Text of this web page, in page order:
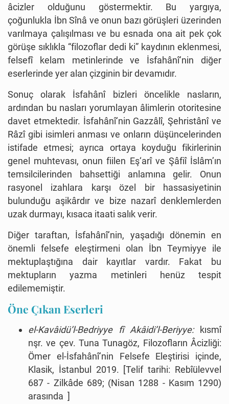
âcizler olduğunu göstermektir. Bu yargıya,
çoğunlukla İbn Sînâ ve onun bazı görüşleri üzerinden
varılmaya çalışılması ve bu esnada ona ait pek çok
görüşe sıklıkla “filozoflar dedi ki” kaydının eklenmesi,
felsefî kelam metinlerinde ve İsfahânî’nin diğer
eserlerinde yer alan çizginin bir devamıdır.
Sonuç olarak İsfahânî bizleri öncelikle nasların,
ardından bu nasları yorumlayan âlimlerin otoritesine
davet etmektedir. İsfahânî’nin Gazzâlî, Şehristânî ve
Râzî gibi isimleri anması ve onların düşüncelerinden
istifade etmesi; ayrıca ortaya koyduğu fikirlerinin
genel muhtevası, onun fiilen Eş‘arî ve Şâfiî İslâm’ın
temsilcilerinden bahsettiği anlamına gelir. Onun
rasyonel izahlara karşı özel bir hassasiyetinin
bulunduğu aşikârdır ve bize nazarî denklemlerden
uzak durmayı, kısaca itaati salık verir.
Diğer taraftan, İsfahânî’nin, yaşadığı dönemin en
önemli felsefe eleştirmeni olan İbn Teymiyye ile
mektuplaştığına dair kayıtlar vardır. Fakat bu
mektupların yazma metinleri henüz tespit
edilememiştir.
Öne Çıkan Eserleri
el-Kavâidü’l-Bedriyye fî Akâidi’l-Beriyye:kısmî
nşr. ve çev. Tuna Tunagöz, Filozofların Âcizliği:
Ömer el-İsfahânî’nin Felsefe Eleştirisi içinde,
Klasik, İstanbul 2019. [Telif tarihi: Rebîülevvel
687 - Zilkâde 689; (Nisan 1288 - Kasım 1290)
arasında ]